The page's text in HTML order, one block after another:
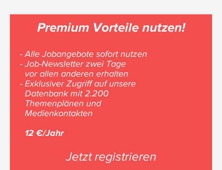
Premium Vorteile nutzen!
- Alle Jobangebote sofort nutzen
- Job-Newsletter zwei Tage
vor allen anderen erhalten
- Exklusiver Zugriff auf unsere
Datenbank mit 2.200
Themenplänen und
Medienkontakten
12 €/Jahr
Jetzt registrieren